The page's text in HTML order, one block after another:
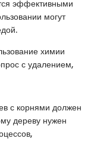
эффективными
могут
химии
с удалением,
с корнями должен
дереву нужен